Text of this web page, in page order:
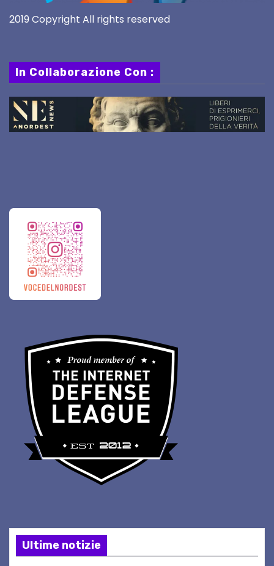
2019 Copyright All rights reserved
In Collaborazione Con :
Ultime notizie